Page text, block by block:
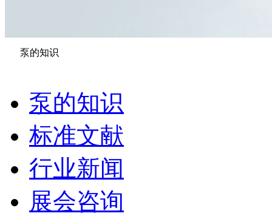
泵的知识
泵的知识
标准文献
行业新闻
展会咨询